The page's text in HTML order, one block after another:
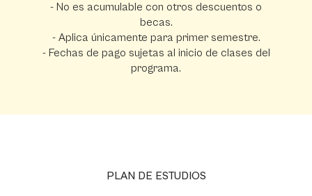
- No es acumulable con otros descuentos o
becas.
- Aplica únicamente para primer semestre.
- Fechas de pago sujetas al inicio de clases del
programa.
PLAN DE ESTUDIOS